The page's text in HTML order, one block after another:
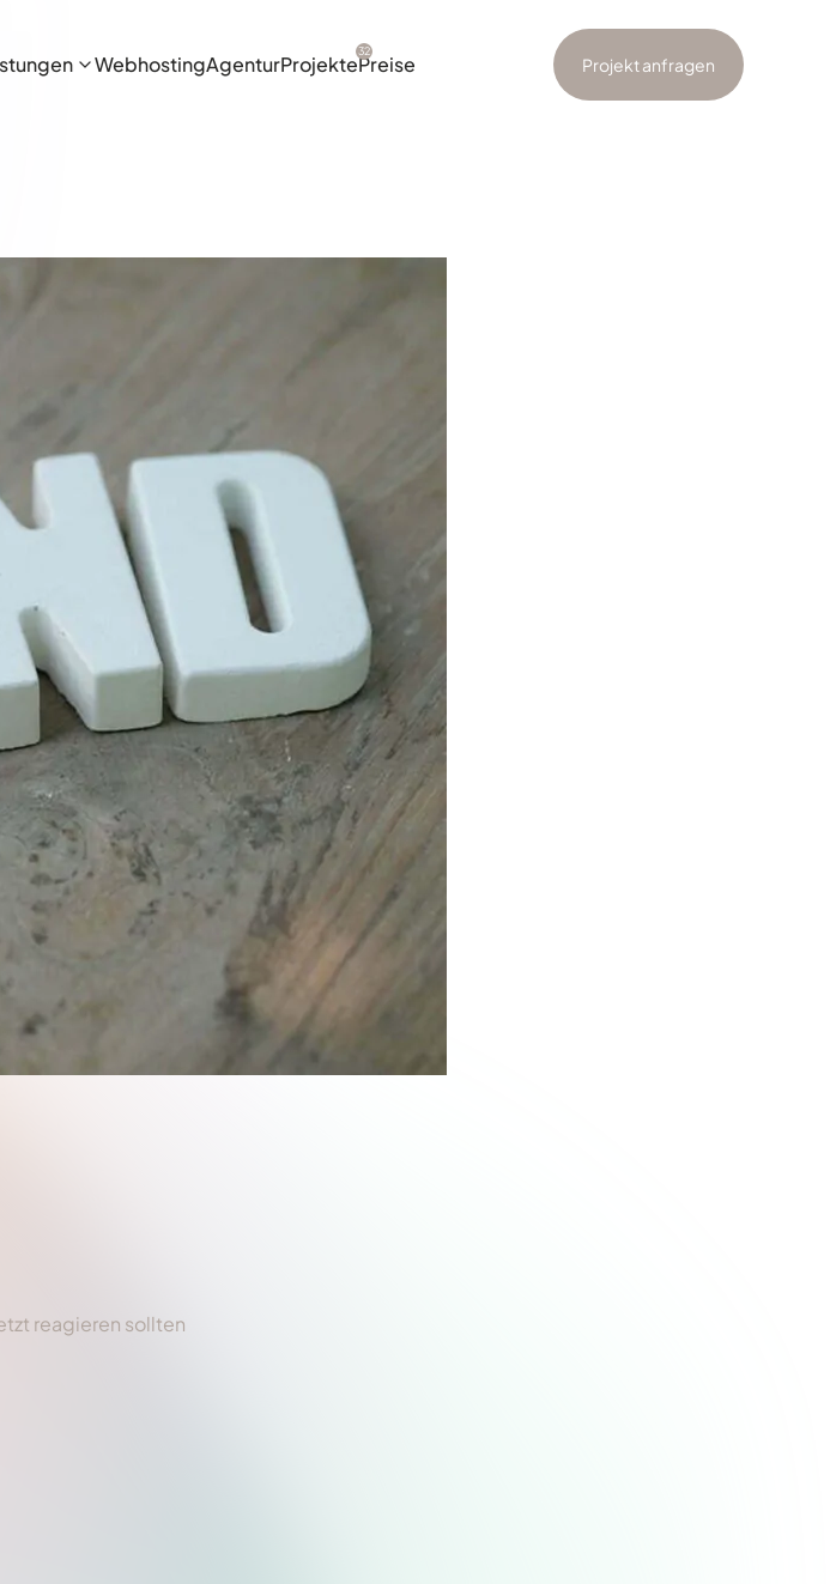
WebhostingAgenturProjekte32
Preise Projekt anfragen
reagieren sollten